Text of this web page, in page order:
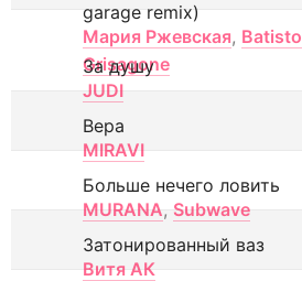
garage remix)
Мария Ржевская, Batisto
Grisagone
За душу
JUDI
Вера
MIRAVI
Больше нечего ловить
MURANA, Subwave
Затонированный ваз
Витя АК